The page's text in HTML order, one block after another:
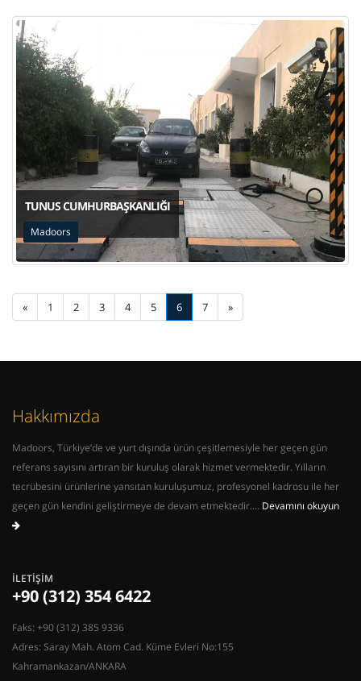
TUNUS CUMHURBAŞKANLIĞI
Madoors
« 1 2 3 4 5 6 7 »
Hakkımızda
Madoors, Türkiye’de ve yurt dışında ürün çeşitlemesiyle her geçen gün
referans sayısını artıran bir kuruluş olarak hizmet vermektedir. Yılların
tecrübesini ürünlerine yansıtan kuruluşumuz, profesyonel kadrosu ile her
geçen gün kendini geliştirmeye de devam etmektedir.... Devamını okuyun
İLETIŞIM
+90 (312) 354 6422
Faks: +90 (312) 385 9336
Adres: Saray Mah. Atom Cad. Küme Evleri No:155
Kahramankazan/ANKARA